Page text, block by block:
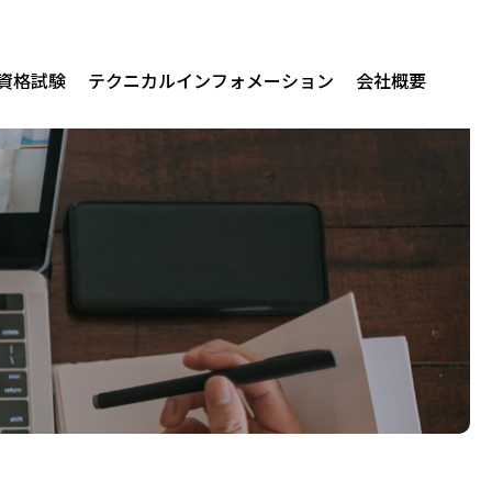
関連製品
AI
for Audit
格試験 テクニカルインフォメーション 会社概要